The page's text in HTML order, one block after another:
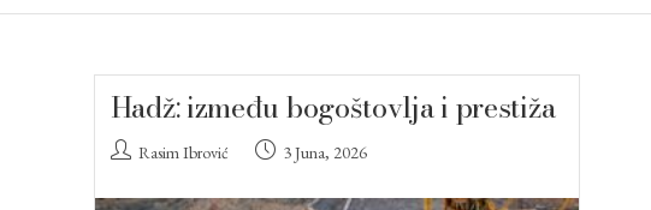
Hadž: između bogoštovlja i prestiža
Rasim Ibrović 3 Juna, 2026